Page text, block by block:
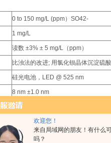
欢迎您！
来自局域网的朋友！有什么
吗？
0 to 150 mg/L (ppm）SO42-
1 mg/L
读数 ±3% ± 5 mg/L（ppm）
比浊法的改进; 用氯化钡晶体沉淀硫
硅光电池，LED @ 525 nm
8 nm ±1.0 nm
自动存储、查询提取后 50 次测量读数
3×1.5AAA高性能电池，在测量模式
0 to 50°C（32 to 122°F），RH